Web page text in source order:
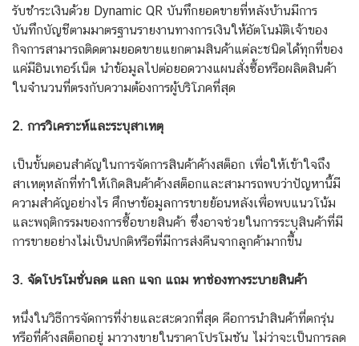
รับชำระเงินด้วย Dynamic QR บันทึกยอดขายที่หลังบ้านมีการ
บันทึกบัญชีตามมาตรฐานรายงานทางการเงินให้อัตโนมัติเจ้าของ
กิจการสามารถติดตามยอดขายแยกตามสินค้าแต่ละชนิดได้ทุกที่ของ
แค่มีอินเทอร์เน็ต นำข้อมูลไปต่อยอดวางแผนสั่งซื้อหรือผลิตสินค้า
ในจำนวนที่ตรงกับความต้องการผู้บริโภคที่สุด
2. การวิเคราะห์และระบุสาเหตุ
เป็นขั้นตอนสำคัญในการจัดการสินค้าค้างสต็อก เพื่อให้เข้าใจถึง
สาเหตุหลักที่ทำให้เกิดสินค้าค้างสต็อกและสามารถพบว่าปัญหานี้มี
ความสำคัญอย่างไร ศึกษาข้อมูลการขายย้อนหลังเพื่อพบแนวโน้ม
และพฤติกรรมของการซื้อขายสินค้า ซึ่งอาจช่วยในการระบุสินค้าที่มี
การขายอย่างไม่เป็นปกติหรือที่มีการส่งคืนจากลูกค้ามากขึ้น
3. จัดโปรโมชั่นลด แลก แจก แถม หาช่องทางระบายสินค้า
หนึ่งในวิธีการจัดการที่ง่ายและสะดวกที่สุด คือการนำสินค้าที่ตกรุ่น
หรือที่ค้างสต็อกอยู่ มาวางขายในราคาโปรโมชัน ไม่ว่าจะเป็นการลด